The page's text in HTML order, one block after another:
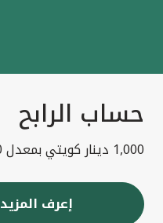
حساب الرابح
1,000 دينار كويتي بمعدل 30 رابح شهريا
إعرف المزيد